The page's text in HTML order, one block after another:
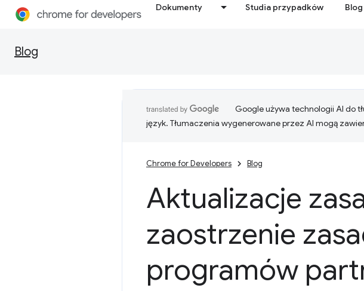
Dokumenty Studia przypadków Blog
Blog
Google używa technologii AI do
język. Tłumaczenia wygenerowane przez AI mogą
Chrome for Developers Blog
Aktualizacje
zaostrzenie
programów